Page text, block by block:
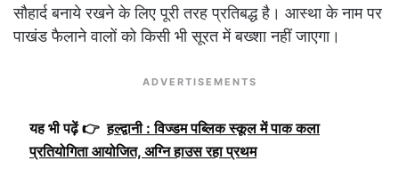
सौहार्द बनाये रखने के लिए पूरी तरह प्रतिबद्ध है। आस्था के नाम पर
पाखंड फैलाने वालों को किसी भी सूरत में बख्शा नहीं जाएगा।
ADVERTISEMENTS
यह भी पढ़ें 👉 हल्द्वानी : विज्डम पब्लिक स्कूल में पाक कला
प्रतियोगिता आयोजित, अग्नि हाउस रहा प्रथम